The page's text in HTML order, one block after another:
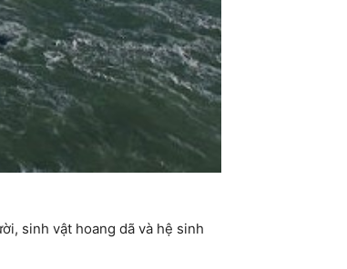
sinh vật hoang dã và hệ sinh